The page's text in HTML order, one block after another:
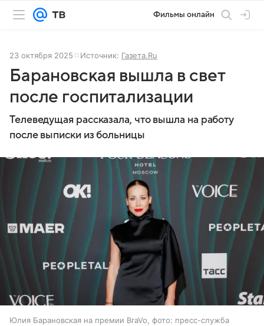
Фильмы онлайн
23 октября 2025 Источник: Газета.Ru
Барановская вышла в свет
после госпитализации
Телеведущая рассказала, что вышла на работу
после выписки из больницы
Юлия Барановская на премии BraVo, фото: пресс-служба